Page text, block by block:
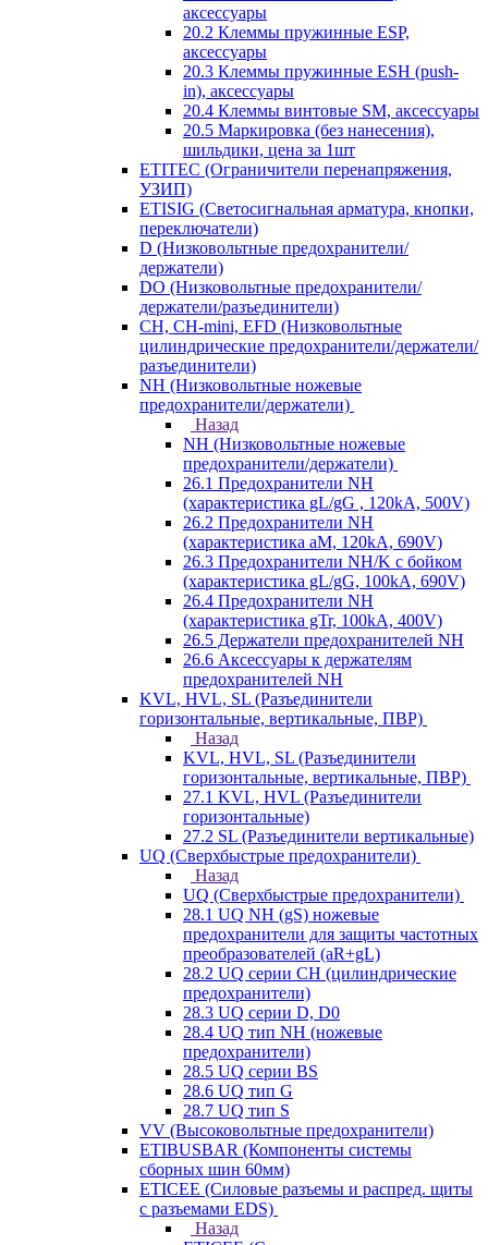
аксессуары
20.2 Клеммы пружинные ESP,
аксессуары
20.3 Клеммы пружинные ESH (push-
in), аксессуары
20.4 Клеммы винтовые SM, аксессуары
20.5 Маркировка (без нанесения),
шильдики, цена за 1шт
ETITEC (Ограничители перенапряжения,
УЗИП)
ETISIG (Светосигнальная арматура, кнопки,
переключатели)
D (Низковольтные предохранители/
держатели)
DO (Низковольтные предохранители/
держатели/разъединители)
CH, CH-mini, EFD (Низковольтные
цилиндрические предохранители/держатели/
разъединители)
NH (Низковольтные ножевые
предохранители/держатели)
Назад
NH (Низковольтные ножевые
предохранители/держатели)
26.1 Предохранители NH
(характеристика gL/gG , 120kA, 500V)
26.2 Предохранители NH
(характеристика aM, 120kA, 690V)
26.3 Предохранители NH/K с бойком
(характеристика gL/gG, 100kA, 690V)
26.4 Предохранители NH
(характеристика gTr, 100kA, 400V)
26.5 Держатели предохранителей NH
26.6 Аксессуары к держателям
предохранителей NH
KVL, HVL, SL (Разъединители
горизонтальные, вертикальные, ПВР)
Назад
KVL, HVL, SL (Разъединители
горизонтальные, вертикальные, ПВР)
27.1 KVL, HVL (Разъединители
горизонтальные)
27.2 SL (Разъединители вертикальные)
UQ (Сверхбыстрые предохранители)
Назад
UQ (Сверхбыстрые предохранители)
28.1 UQ NH (gS) ножевые
предохранители для защиты частотных
преобразователей (aR+gL)
28.2 UQ серии CH (цилиндрические
предохранители)
28.3 UQ серии D, D0
28.4 UQ тип NH (ножевые
предохранители)
28.5 UQ серии BS
28.6 UQ тип G
28.7 UQ тип S
VV (Высоковольтные предохранители)
ETIBUSBAR (Компоненты системы
сборных шин 60мм)
ETICEE (Силовые разъемы и распред. щиты
с разъемами EDS)
Назад